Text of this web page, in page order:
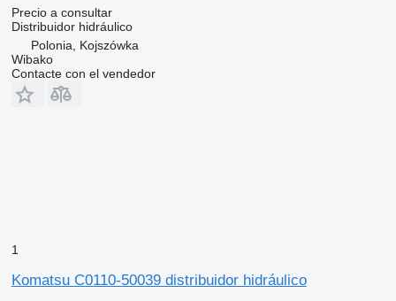
Precio a consultar
Distribuidor hidráulico
Polonia, Kojszówka
Wibako
Contacte con el vendedor
1
Komatsu C0110-50039 distribuidor hidráulico